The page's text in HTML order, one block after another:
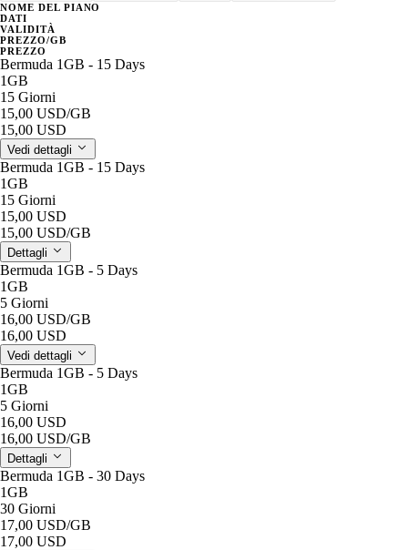
NOME DEL PIANO
DATI
VALIDITÀ
PREZZO/GB
PREZZO
Bermuda 1GB - 15 Days
1GB
15 Giorni
15,00 USD/GB
15,00 USD
Vedi dettagli
Bermuda 1GB - 15 Days
1GB
15 Giorni
15,00 USD
15,00 USD/GB
Dettagli
Bermuda 1GB - 5 Days
1GB
5 Giorni
16,00 USD/GB
16,00 USD
Vedi dettagli
Bermuda 1GB - 5 Days
1GB
5 Giorni
16,00 USD
16,00 USD/GB
Dettagli
Bermuda 1GB - 30 Days
1GB
30 Giorni
17,00 USD/GB
17,00 USD